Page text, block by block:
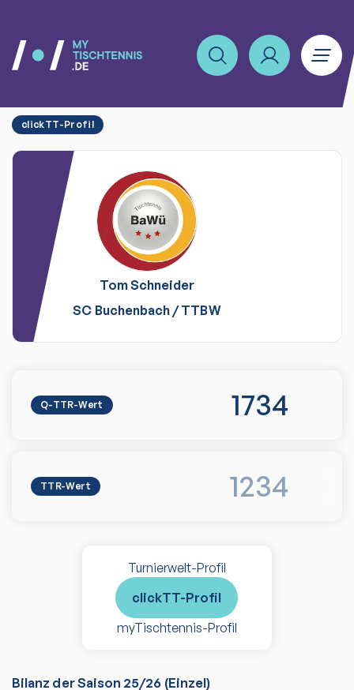
clickTT-Profil
TomSchneider
SC Buchenbach /TTBW
Q-TTR-Wert 1734
TTR-Wert 1234
Turnierwelt-Profil
clickTT-Profil
myTischtennis-Profil
Bilanz der Saison 25/26 (Einzel)